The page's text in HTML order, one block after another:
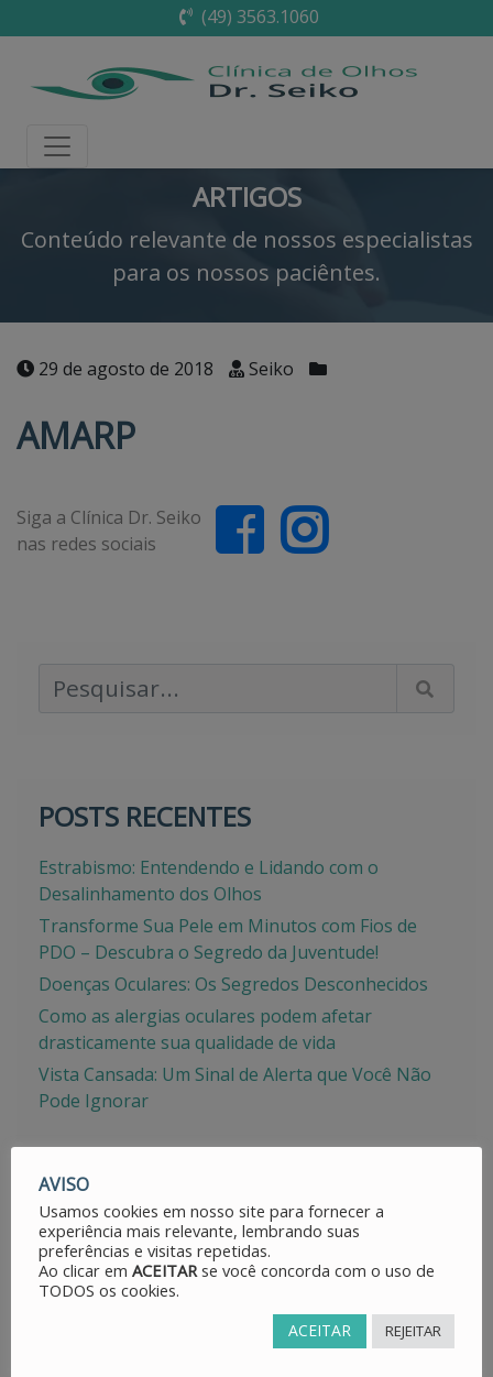
(49) 3563.1060
ARTIGOS
Conteúdo relevante de nossos especialistas
para os nossos paciêntes.
29 de agosto de 2018 Seiko
AMARP
Siga a Clínica Dr. Seiko
nas redes sociais
Pesquisar Artigos
POSTS RECENTES
Estrabismo: Entendendo e Lidando com o
Desalinhamento dos Olhos
Transforme Sua Pele em Minutos com Fios de
PDO – Descubra o Segredo da Juventude!
Doenças Oculares: Os Segredos Desconhecidos
Como as alergias oculares podem afetar
drasticamente sua qualidade de vida
Vista Cansada: Um Sinal de Alerta que Você Não
Pode Ignorar
CATEGORIAS
Avisos
AVISO
Usamos cookies em nosso site para fornecer a
experiência mais relevante, lembrando suas
preferências e visitas repetidas.
Ao clicar em ACEITAR se você concorda com o uso de
TODOS os cookies.
ACEITAR REJEITAR